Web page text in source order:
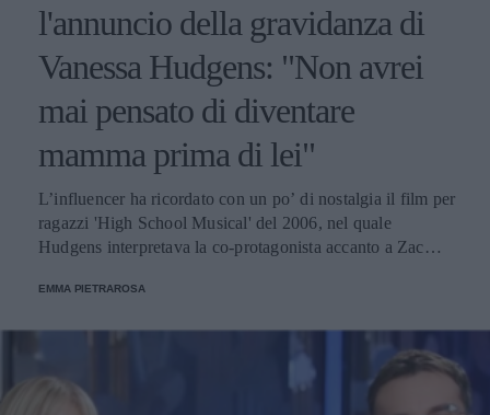
l'annuncio della gravidanza di
Vanessa Hudgens: "Non avrei
mai pensato di diventare
mamma prima di lei"
L’influencer ha ricordato con un po’ di nostalgia il film per
ragazzi 'High School Musical' del 2006, nel quale
Hudgens interpretava la co-protagonista accanto a Zac
EMMA PIETRAROSA